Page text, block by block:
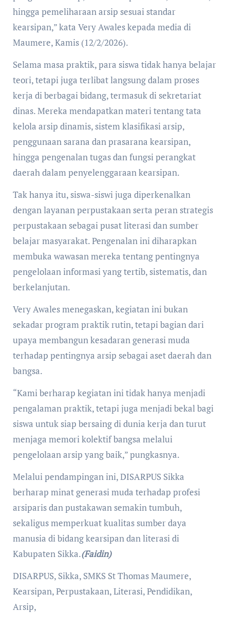
hingga pemeliharaan arsip sesuai standar
kearsipan,” kata Very Awales kepada media di
Maumere, Kamis (12/2/2026).
Selama masa praktik, para siswa tidak hanya belajar
teori, tetapi juga terlibat langsung dalam proses
kerja di berbagai bidang, termasuk di sekretariat
dinas. Mereka mendapatkan materi tentang tata
kelola arsip dinamis, sistem klasifikasi arsip,
penggunaan sarana dan prasarana kearsipan,
hingga pengenalan tugas dan fungsi perangkat
daerah dalam penyelenggaraan kearsipan.
Tak hanya itu, siswa-siswi juga diperkenalkan
dengan layanan perpustakaan serta peran strategis
perpustakaan sebagai pusat literasi dan sumber
belajar masyarakat. Pengenalan ini diharapkan
membuka wawasan mereka tentang pentingnya
pengelolaan informasi yang tertib, sistematis, dan
berkelanjutan.
Very Awales menegaskan, kegiatan ini bukan
sekadar program praktik rutin, tetapi bagian dari
upaya membangun kesadaran generasi muda
terhadap pentingnya arsip sebagai aset daerah dan
bangsa.
“Kami berharap kegiatan ini tidak hanya menjadi
pengalaman praktik, tetapi juga menjadi bekal bagi
siswa untuk siap bersaing di dunia kerja dan turut
menjaga memori kolektif bangsa melalui
pengelolaan arsip yang baik,” pungkasnya.
Melalui pendampingan ini, DISARPUS Sikka
berharap minat generasi muda terhadap profesi
arsiparis dan pustakawan semakin tumbuh,
sekaligus memperkuat kualitas sumber daya
manusia di bidang kearsipan dan literasi di
Kabupaten Sikka.(Faidin)
DISARPUS, Sikka, SMKS St Thomas Maumere,
Kearsipan, Perpustakaan, Literasi, Pendidikan,
Arsip,